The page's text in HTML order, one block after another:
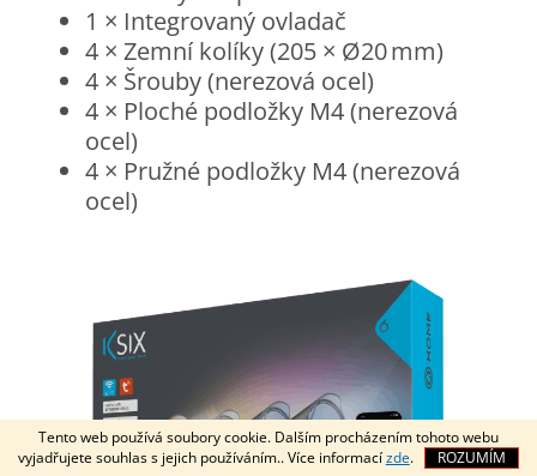
Tento web používá soubory cookie. Dalším procházením tohoto webu
vyjadřujete souhlas s jejich používáním.. Více informacízde. ROZUMÍM
1 × Integrovaný ovladač
4 × Zemní kolíky (205 × Ø20 mm)
4 × Šrouby (nerezová ocel)
4 × Ploché podložky M4 (nerezová
ocel)
4 × Pružné podložky M4 (nerezová
ocel)